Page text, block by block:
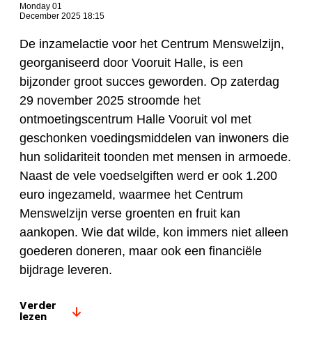
Monday 01
December 2025 18:15
De inzamelactie voor het Centrum Menswelzijn,
georganiseerd door Vooruit Halle, is een
bijzonder groot succes geworden. Op zaterdag
29 november 2025 stroomde het
ontmoetingscentrum Halle Vooruit vol met
geschonken voedingsmiddelen van inwoners die
hun solidariteit toonden met mensen in armoede.
Naast de vele voedselgiften werd er ook 1.200
euro ingezameld, waarmee het Centrum
Menswelzijn verse groenten en fruit kan
aankopen. Wie dat wilde, kon immers niet alleen
goederen doneren, maar ook een financiële
bijdrage leveren.
Verder
lezen